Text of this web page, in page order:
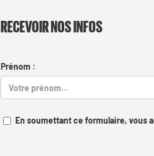
RECEVOIR NOS INFOS
Prénom :
En soumettant ce formulaire, vous